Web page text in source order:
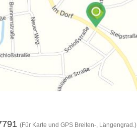
(Für Karte und GPS Breiten-, Längengrad.)